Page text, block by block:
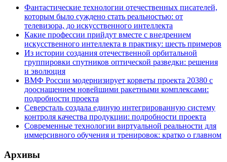
Фантастические технологии отечественных писателей,
которым было суждено стать реальностью: от
телевизора, до искусственного интеллекта
Какие профессии прийдут вместе с внедрением
искусственного интеллекта в практику: шесть примеров
Из истории создания отечественной орбитальной
группировки спутников оптической разведки: решения
и эволюция
ВМФ России модернизирует корветы проекта 20380 с
дооснащением новейшими ракетными комплексами:
подробности проекта
Северсталь создала единую интегрированную систему
контроля качества продукции: подробности проекта
Современные технологии виртуальной реальности для
иммерсивного обучения и тренировок: кратко о главном
Архивы